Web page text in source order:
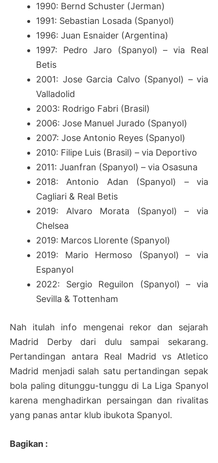
1990: Bernd Schuster (Jerman)
1991: Sebastian Losada (Spanyol)
1996: Juan Esnaider (Argentina)
1997: Pedro Jaro (Spanyol) – via Real
Betis
2001: Jose Garcia Calvo (Spanyol) – via
Valladolid
2003: Rodrigo Fabri (Brasil)
2006: Jose Manuel Jurado (Spanyol)
2007: Jose Antonio Reyes (Spanyol)
2010: Filipe Luis (Brasil) – via Deportivo
2011: Juanfran (Spanyol) – via Osasuna
2018: Antonio Adan (Spanyol) – via
Cagliari & Real Betis
2019: Alvaro Morata (Spanyol) – via
Chelsea
2019: Marcos Llorente (Spanyol)
2019: Mario Hermoso (Spanyol) – via
Espanyol
2022: Sergio Reguilon (Spanyol) – via
Sevilla & Tottenham
Nah itulah info mengenai rekor dan sejarah
Madrid Derby dari dulu sampai sekarang.
Pertandingan antara Real Madrid vs Atletico
Madrid menjadi salah satu pertandingan sepak
bola paling ditunggu-tunggu di La Liga Spanyol
karena menghadirkan persaingan dan rivalitas
yang panas antar klub ibukota Spanyol.
Bagikan :